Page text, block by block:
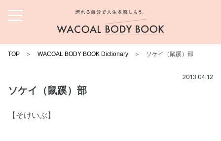
TOP＞ WACOAL BODY BOOK Dictionary＞ ソケイ（鼠蹊）部
2013.04.12
ソケイ（鼠蹊）部
【そけいぶ】